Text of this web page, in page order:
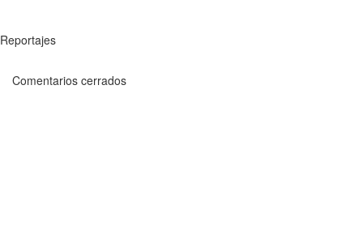
Reportajes
Comentarios cerrados